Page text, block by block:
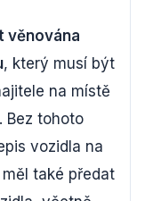
věnována
, který musí být
na místě
Bez tohoto
vozidla na
také předat